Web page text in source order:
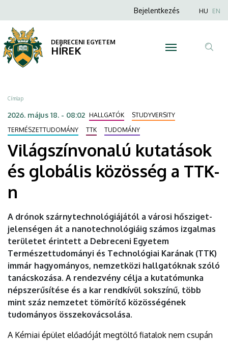
kutatások
és
globális
közösség
a
TTK-
n
DEBRECENI
EGYETEM
a
tartalomra
Anonim
menüje
Bejelentkezés HU EN
DEBRECENI EGYETEM
HÍREK
Morzsa
Címlap
2026. május 18. - 08:02 HALLGATÓK
STUDYVERSITY
TERMÉSZETTUDOMÁNY
TTK TUDOMÁNY
Világszínvonalú kutatások
és globális közösség a TTK-
n
A drónok szárnytechnológiájától a városi hősziget-
jelenségen át a nanotechnológiáig számos izgalmas
területet érintett a Debreceni Egyetem
Természettudományi és Technológiai Karának (TTK)
immár hagyományos, nemzetközi hallgatóknak szóló
tanácskozása. A rendezvény célja a kutatómunka
népszerűsítése és a kar rendkívül sokszínű, több
mint száz nemzetet tömörítő közösségének
tudományos összekovácsolása.
A Kémiai épület előadóját megtöltő fiatalok nem csupán